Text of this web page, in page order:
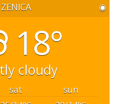
ZENICA ◉
18°
cloudy
sat
sun